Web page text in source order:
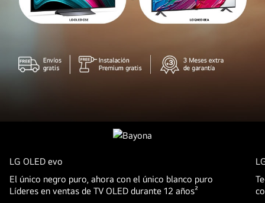
LG OLED evo
El único negro puro, ahora con el único blanco puro
Líderes en ventas de TV OLED durante 12 años²